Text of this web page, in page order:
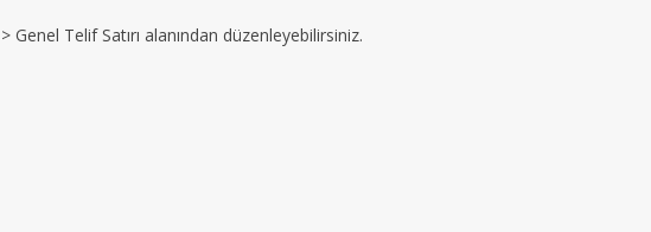
Genel Telif Satırı alanından düzenleyebilirsiniz.